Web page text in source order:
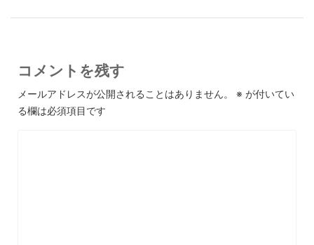
コメントを残す
メールアドレスが公開されることはありません。 ※ が付いてい
る欄は必須項目です